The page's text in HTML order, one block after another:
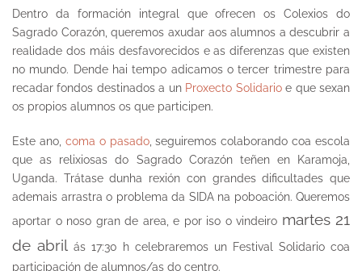
Dentro da formación integral que ofrecen os Colexios do
Sagrado Corazón, queremos axudar aos alumnos a descubrir a
realidade dos máis desfavorecidos e as diferenzas que existen
no mundo. Dende hai tempo adicamos o tercer trimestre para
recadar fondos destinados a un Proxecto Solidarioe que sexan
os propios alumnos os que participen.
Este ano, coma o pasado, seguiremos colaborando coa escola
que as relixiosas do Sagrado Corazón teñen en Karamoja,
Uganda. Trátase dunha rexión con grandes dificultades que
ademais arrastra o problema da SIDA na poboación. Queremos
aportar o noso gran de area, e por iso o vindeiro martes 21
de abril ás 17:30 h celebraremos un Festival Solidario coa
participación de alumnos/as do centro.